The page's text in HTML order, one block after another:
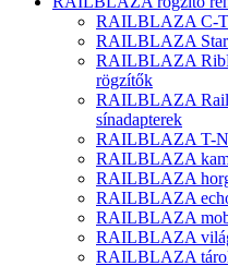
RAILBLAZA C-
RAILBLAZA
RAILBLAZA
rögzítők
RAILBLAZA
sínadapterek
RAILBLAZA T-
RAILBLAZA
RAILBLAZA
RAILBLAZA
RAILBLAZA
RAILBLAZA
RAILBLAZA